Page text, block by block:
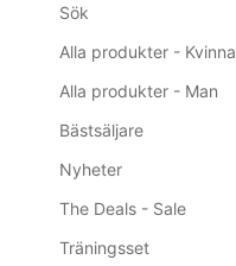
Sök
Alla produkter - Kvinna
Alla produkter - Man
Bästsäljare
Nyheter
The Deals - Sale
Träningsset